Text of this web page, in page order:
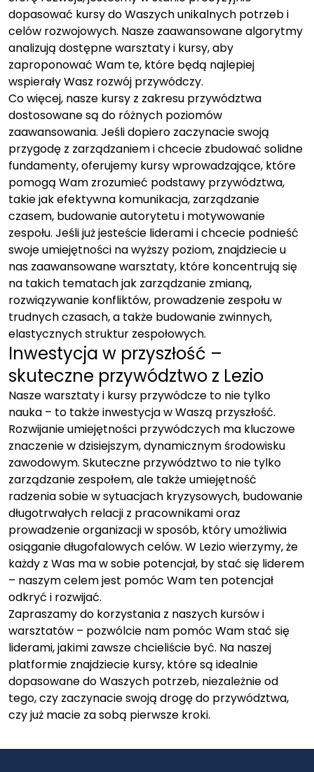
dopasować kursy do Waszych unikalnych potrzeb i
celów rozwojowych. Nasze zaawansowane algorytmy
analizują dostępne warsztaty i kursy, aby
zaproponować Wam te, które będą najlepiej
wspierały Wasz rozwój przywódczy.
Co więcej, nasze kursy z zakresu przywództwa
dostosowane są do różnych poziomów
zaawansowania. Jeśli dopiero zaczynacie swoją
przygodę z zarządzaniem i chcecie zbudować solidne
fundamenty, oferujemy kursy wprowadzające, które
pomogą Wam zrozumieć podstawy przywództwa,
takie jak efektywna komunikacja, zarządzanie
czasem, budowanie autorytetu i motywowanie
zespołu. Jeśli już jesteście liderami i chcecie podnieść
swoje umiejętności na wyższy poziom, znajdziecie u
nas zaawansowane warsztaty, które koncentrują się
na takich tematach jak zarządzanie zmianą,
rozwiązywanie konfliktów, prowadzenie zespołu w
trudnych czasach, a także budowanie zwinnych,
elastycznych struktur zespołowych.
Inwestycja w przyszłość –
skuteczne przywództwo z Lezio
Nasze warsztaty i kursy przywódcze to nie tylko
nauka – to także inwestycja w Waszą przyszłość.
Rozwijanie umiejętności przywódczych ma kluczowe
znaczenie w dzisiejszym, dynamicznym środowisku
zawodowym. Skuteczne przywództwo to nie tylko
zarządzanie zespołem, ale także umiejętność
radzenia sobie w sytuacjach kryzysowych, budowanie
długotrwałych relacji z pracownikami oraz
prowadzenie organizacji w sposób, który umożliwia
osiąganie długofalowych celów. W Lezio wierzymy, że
każdy z Was ma w sobie potencjał, by stać się liderem
– naszym celem jest pomóc Wam ten potencjał
odkryć i rozwijać.
Zapraszamy do korzystania z naszych kursów i
warsztatów – pozwólcie nam pomóc Wam stać się
liderami, jakimi zawsze chcieliście być. Na naszej
platformie znajdziecie kursy, które są idealnie
dopasowane do Waszych potrzeb, niezależnie od
tego, czy zaczynacie swoją drogę do przywództwa,
czy już macie za sobą pierwsze kroki.